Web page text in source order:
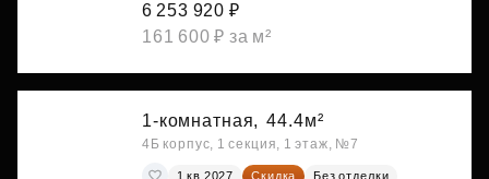
6 253 920 ₽
161 600 ₽ за м²
1-комнатная, 44.4м²
4Б корпус, 1 секция, 1 этаж, №7
1 кв 2027 Скидка
Без отделки